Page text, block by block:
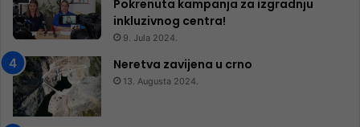
Pokrenuta kampanja za izgradnju
inkluzivnog centra!
9. Jula 2024.
Neretva zavijena u crno
13. Augusta 2024.